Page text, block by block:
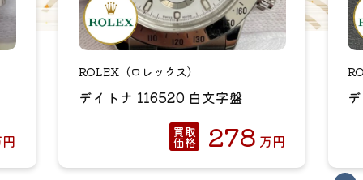
円
ROLEX（ロレックス）
デイトナ 116520 白文字盤
買取
価格 278 万円